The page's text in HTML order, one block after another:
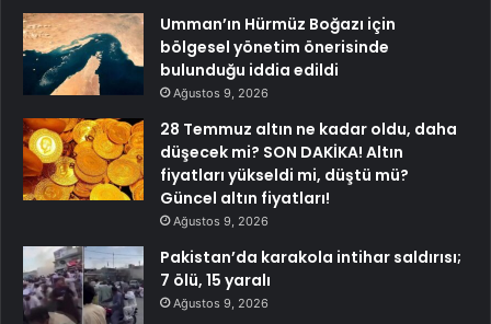
Umman’ın Hürmüz Boğazı için
bölgesel yönetim önerisinde
bulunduğu iddia edildi
Ağustos 9, 2026
28 Temmuz altın ne kadar oldu, daha
düşecek mi? SON DAKİKA! Altın
fiyatları yükseldi mi, düştü mü?
Güncel altın fiyatları!
Ağustos 9, 2026
Pakistan’da karakola intihar saldırısı;
7 ölü, 15 yaralı
Ağustos 9, 2026